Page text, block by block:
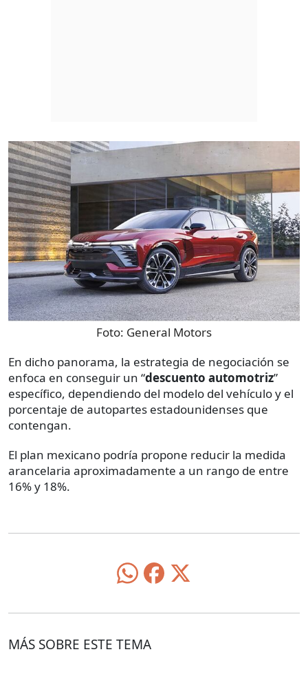
Foto: General Motors
En dicho panorama, la estrategia de negociación se
enfoca en conseguir un “descuento automotriz”
específico, dependiendo del modelo del vehículo y el
porcentaje de autopartes estadounidenses que
contengan.
El plan mexicano podría propone reducir la medida
arancelaria aproximadamente a un rango de entre
16% y 18%.
MÁS SOBRE ESTE TEMA